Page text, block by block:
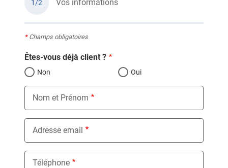
1/2 Vos informations
*Champs obligatoires
Êtes-vous déjà client ?
Non Oui
Nom et Prénom
Adresse email
Téléphone